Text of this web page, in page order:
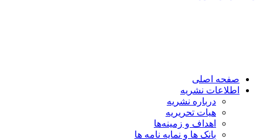
صفحه اصلی
اطلاعات نشریه
درباره نشریه
هیات تحریریه
اهداف و زمینه‌ها
بانک ها و نمایه نامه ها